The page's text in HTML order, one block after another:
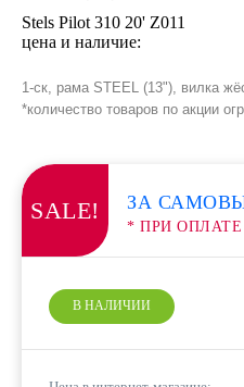
Stels Pilot 310 20' Z011
цена и наличие:
1-ск, рама STEEL (13"), вилка
*количество товаров по акции
SALE! ЗА
* ПРИ
В НАЛИЧИИ